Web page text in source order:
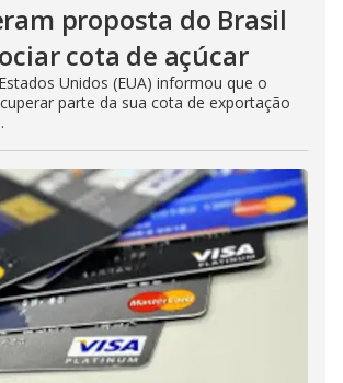
proposta do Brasil
cota de açúcar
Unidos (EUA) informou que o
parte da sua cota de exportação